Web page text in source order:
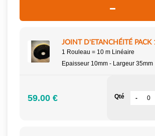
JOINT D'ETANCHÉITÉ PACK
1 Rouleau = 10 m Linéaire
Epaisseur 10mm - Largeur 35mm
59.00 € Qté